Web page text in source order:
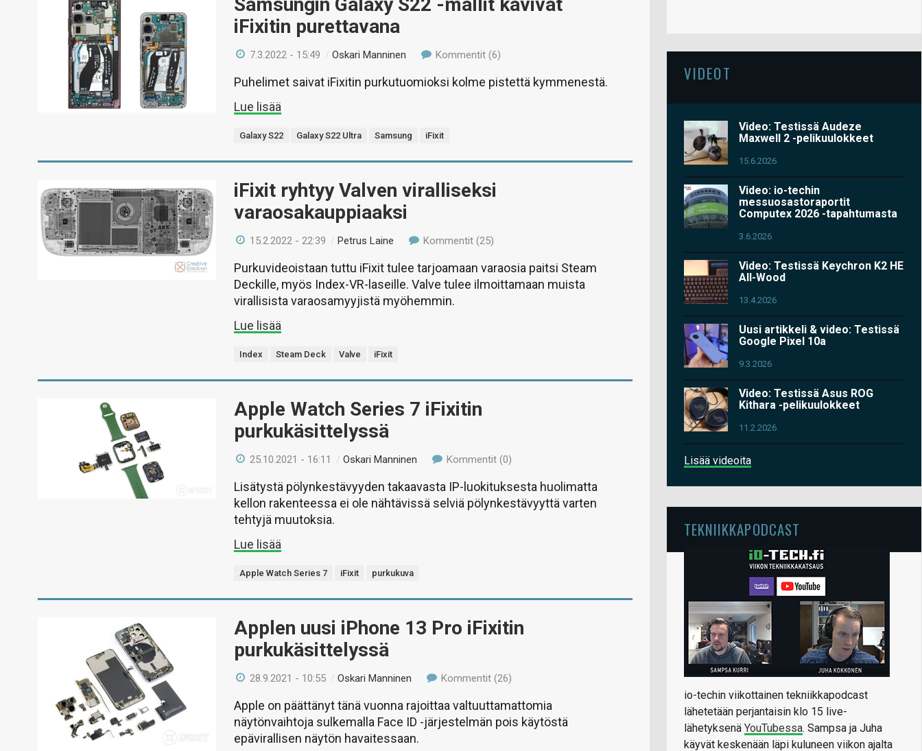
iFixitin purettavana
7.3.2022 - 15:49 /Oskari Manninen Kommentit (6)
Puhelimet saivat iFixitin purkutuomioksi kolme pistettä kymmenestä.
Lue lisää
Galaxy S22 Galaxy S22 Ultra Samsung iFixit
iFixit ryhtyy Valven viralliseksi
varaosakauppiaaksi
15.2.2022 - 22:39 /Petrus Laine Kommentit (25)
Purkuvideoistaan tuttu iFixit tulee tarjoamaan varaosia paitsi Steam
Deckille, myös Index-VR-laseille. Valve tulee ilmoittamaan muista
virallisista varaosamyyjistä myöhemmin.
Lue lisää
Index Steam Deck Valve iFixit
Apple Watch Series 7 iFixitin
purkukäsittelyssä
25.10.2021 - 16:11 /Oskari Manninen Kommentit (0)
Lisätystä pölynkestävyyden takaavasta IP-luokituksesta huolimatta
kellon rakenteessa ei ole nähtävissä selviä pölynkestävyyttä varten
tehtyjä muutoksia.
Lue lisää
Apple Watch Series 7 iFixit purkukuva
Applen uusi iPhone 13 Pro iFixitin
purkukäsittelyssä
28.9.2021 - 10:55 /Oskari Manninen Kommentit (26)
Apple on päättänyt tänä vuonna rajoittaa valtuuttamattomia
näytönvaihtoja sulkemalla Face ID -järjestelmän pois käytöstä
epävirallisen näytön havaitessaan.
VIDEOT
Video: Testissä Audeze
Maxwell 2 -pelikuulokkeet
15.6.2026
Video: io-techin
messuosastoraportit
Computex 2026 -tapahtumasta
3.6.2026
Video: Testissä Keychron K2 HE
All-Wood
13.4.2026
Uusi artikkeli & video: Testissä
Google Pixel 10a
9.3.2026
Video: Testissä Asus ROG
Kithara -pelikuulokkeet
11.2.2026
Lisää videoita
TEKNIIKKAPODCAST
io-techin viikottainen tekniikkapodcast
lähetetään perjantaisin klo 15 live-
lähetyksenä YouTubessa. Sampsa ja Juha
käyvät keskenään läpi kuluneen viikon ajalta